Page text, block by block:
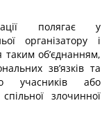
полягає у
організатору і
об’єднанням,
зв’язків та
учасників або
злочинної